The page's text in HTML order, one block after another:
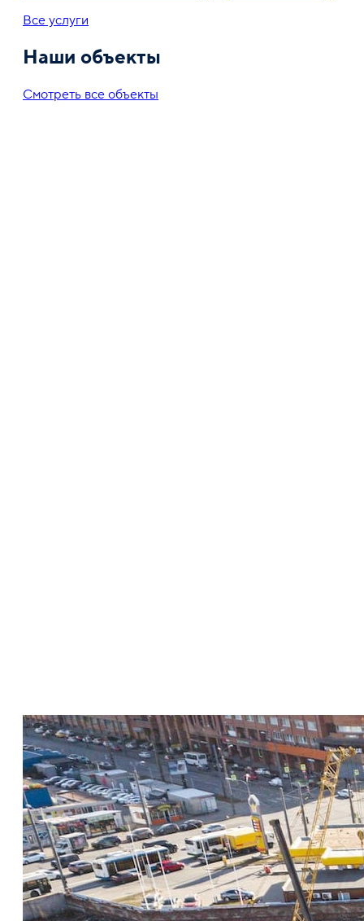
Все услуги
Наши объекты
Смотреть все объекты